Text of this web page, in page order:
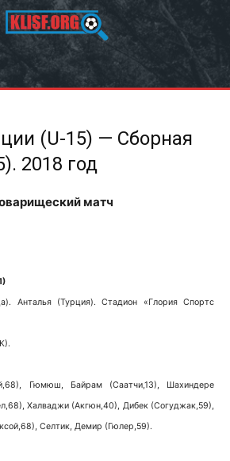
(U-15) — Сборная
2018 год
матч
Анталья (Турция). Стадион «Глория Спортс
Гюмюш, Байрам (Саатчи,13), Шахиндере
Халваджи (Акгюн,40), Дибек (Согуджак,59),
Селтик, Демир (Гюлер,59).